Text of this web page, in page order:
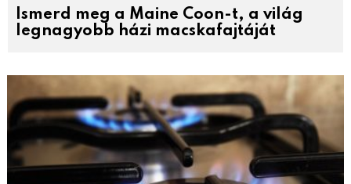
Ismerd meg a Maine Coon-t, a világ
legnagyobb házi macskafajtáját